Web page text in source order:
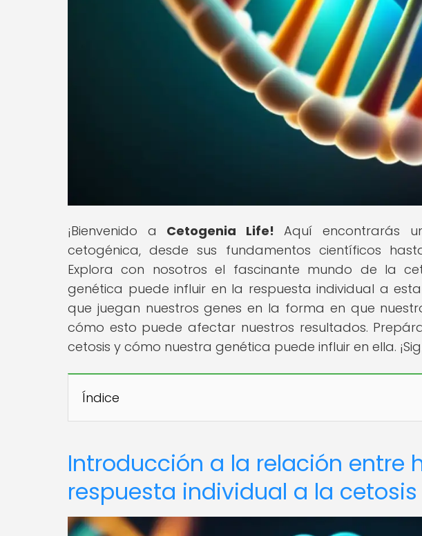
¡Bienvenido a Cetogenia Life! Aquí encontrarás
cetogénica, desde sus fundamentos científicos
Explora con nosotros el fascinante mundo de la
genética puede influir en la respuesta individual a
que juegan nuestros genes en la forma en que
cómo esto puede afectar nuestros resultados.
cetosis y cómo nuestra genética puede influir en ella.
Índice
Introducción a la relación entre
respuesta individual a la cetosis